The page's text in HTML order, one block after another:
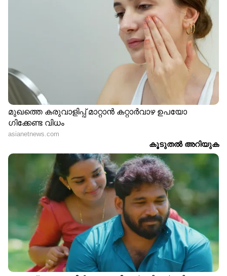
4. അപേക്ഷാഫാറം ഒാൺലൈനായി
സമർപ്പിക്കാവുന്നതാണ്. ഓൺലൈനായി
അപേക്ഷ സമർപ്പിക്കേണ്ട വിലാസം.
esection.norka@kerala.gov.in. അപേക്ഷ
സമർപ്പിക്കേണ്ട അവസാന തീയതി 2023 ഓഗസ്റ്റ്
15.
5. അപേക്ഷകൾ കാരണം കൂടാതേയോ
അല്ലാതേയോ നിരസിക്കുവാൻ നോർക്ക-
റൂട്ട്സിന് അധികാരമുള്ളതാകുന്നു.
ഏഷ്യാനെറ്റ് ന്യൂസ് ലൈവ് യൂട്യൂബില്‍
കാണാം...